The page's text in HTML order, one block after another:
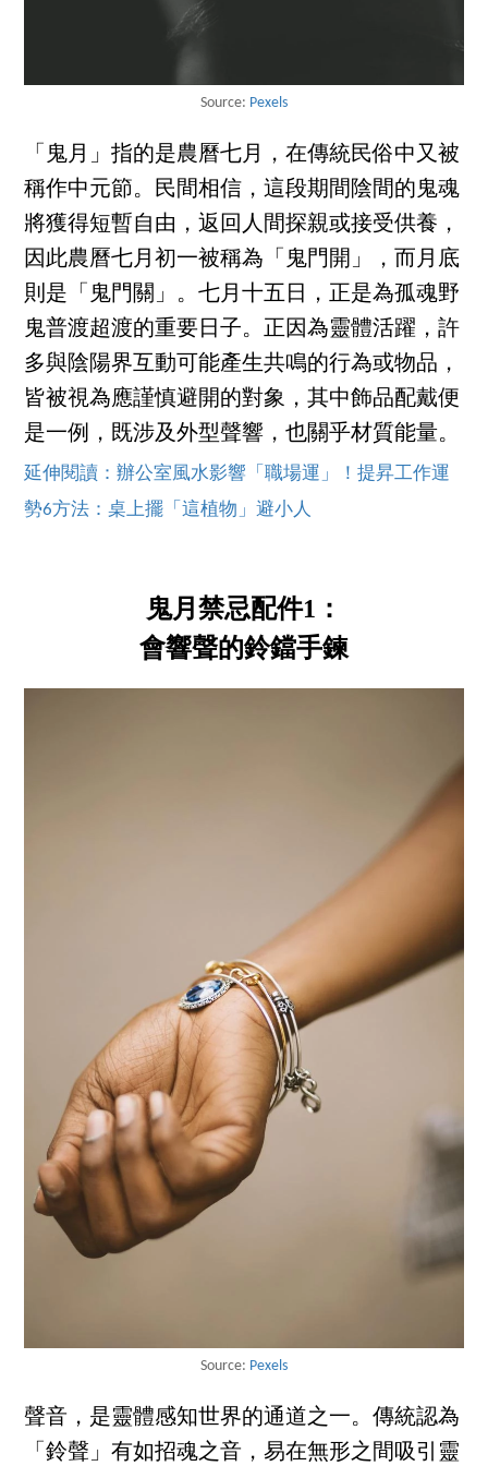
Source: Pexels
「鬼月」指的是農曆七月，在傳統民俗中又被
稱作中元節。民間相信，這段期間陰間的鬼魂
將獲得短暫自由，返回人間探親或接受供養，
因此農曆七月初一被稱為「鬼門開」，而月底
則是「鬼門關」。七月十五日，正是為孤魂野
鬼普渡超渡的重要日子。正因為靈體活躍，許
多與陰陽界互動可能產生共鳴的行為或物品，
皆被視為應謹慎避開的對象，其中飾品配戴便
是一例，既涉及外型聲響，也關乎材質能量。
延伸閱讀：辦公室風水影響「職場運」！提昇工作運
勢6方法：桌上擺「這植物」避小人
鬼月禁忌配件1：
會響聲的鈴鐺手鍊
Source: Pexels
聲音，是靈體感知世界的通道之一。傳統認為
「鈴聲」有如招魂之音，易在無形之間吸引靈